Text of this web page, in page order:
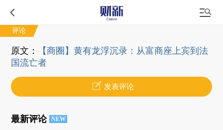
评论
原文：
【商圈】黄有龙浮沉录：从富商座上宾到法
国流亡者
发表评论
最新评论 NEW